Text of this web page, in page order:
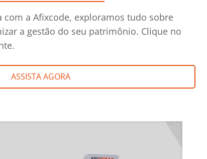
com a Afixcode, exploramos tudo sobre
a gestão do seu patrimônio. Clique no
ASSISTA AGORA